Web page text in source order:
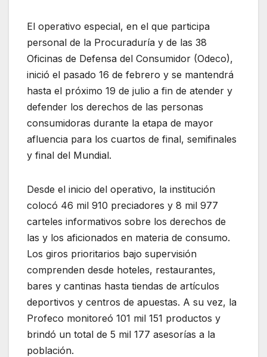
El operativo especial, en el que participa
personal de la Procuraduría y de las 38
Oficinas de Defensa del Consumidor (Odeco),
inició el pasado 16 de febrero y se mantendrá
hasta el próximo 19 de julio a fin de atender y
defender los derechos de las personas
consumidoras durante la etapa de mayor
afluencia para los cuartos de final, semifinales
y final del Mundial.
Desde el inicio del operativo, la institución
colocó 46 mil 910 preciadores y 8 mil 977
carteles informativos sobre los derechos de
las y los aficionados en materia de consumo.
Los giros prioritarios bajo supervisión
comprenden desde hoteles, restaurantes,
bares y cantinas hasta tiendas de artículos
deportivos y centros de apuestas. A su vez, la
Profeco monitoreó 101 mil 151 productos y
brindó un total de 5 mil 177 asesorías a la
población.